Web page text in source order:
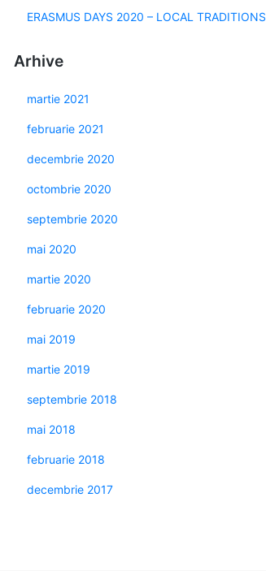
ERASMUS DAYS 2020 – LOCAL TRADITIONS
Arhive
martie 2021
februarie 2021
decembrie 2020
octombrie 2020
septembrie 2020
mai 2020
martie 2020
februarie 2020
mai 2019
martie 2019
septembrie 2018
mai 2018
februarie 2018
decembrie 2017